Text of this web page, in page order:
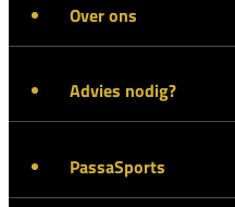
Over ons
Advies nodig?
PassaSports